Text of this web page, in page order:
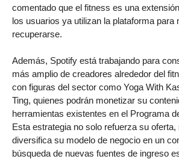
comentado que el fitness es una
los usuarios ya utilizan la plataforma para
recuperarse.
Además, Spotify está trabajando para
más amplio de creadores alrededor del
con figuras del sector como Yoga With
Ting, quienes podrán monetizar su
herramientas existentes en el Programa
Esta estrategia no solo refuerza su
diversifica su modelo de negocio en un
búsqueda de nuevas fuentes de ingreso